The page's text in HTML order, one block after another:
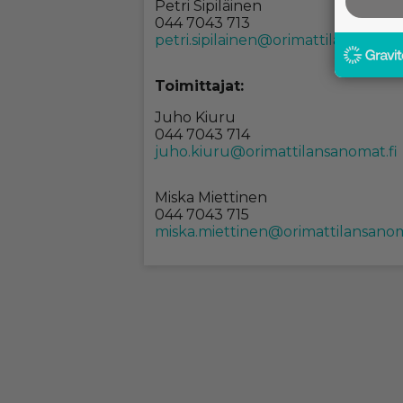
Pet­ri Si­pi­läi­nen
044 7043 713
Toi­mit­ta­jat:
Juho Kiu­ru
044 7043 714
juho.kiu­ru@ori­mat­ti­lan­sa­no­mat.fi
Mis­ka Miet­ti­nen
044 7043 715